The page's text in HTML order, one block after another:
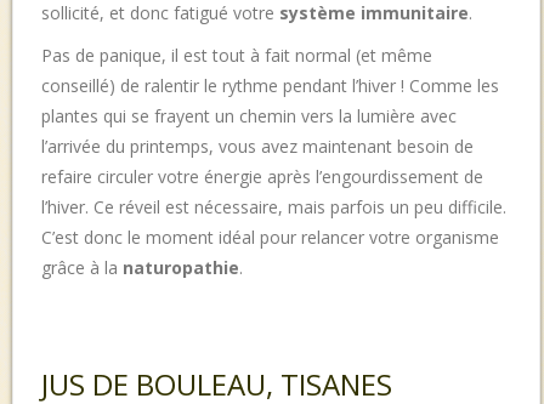
sollicité, et donc fatigué votre système immunitaire.
Pas de panique, il est tout à fait normal (et même
conseillé) de ralentir le rythme pendant l’hiver ! Comme les
plantes qui se frayent un chemin vers la lumière avec
l’arrivée du printemps, vous avez maintenant besoin de
refaire circuler votre énergie après l’engourdissement de
l’hiver. Ce réveil est nécessaire, mais parfois un peu difficile.
C’est donc le moment idéal pour relancer votre organisme
grâce à la naturopathie.
JUS DE BOULEAU, TISANES